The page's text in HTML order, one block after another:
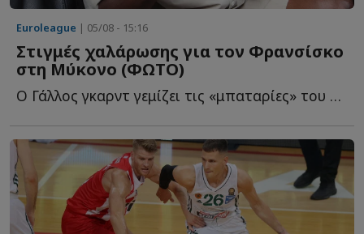
Euroleague | 05/08 - 15:16
Στιγμές χαλάρωσης για τον Φρανσίσκο
στη Μύκονο (ΦΩΤΟ)
Ο Γάλλος γκαρντ γεμίζει τις «μπαταρίες» του στο «νησί τ...